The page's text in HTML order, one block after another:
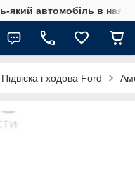
який автомобіль в
Підвіска і ходова Ford